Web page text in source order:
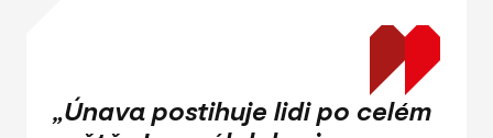
„Únava postihuje lidi po celém